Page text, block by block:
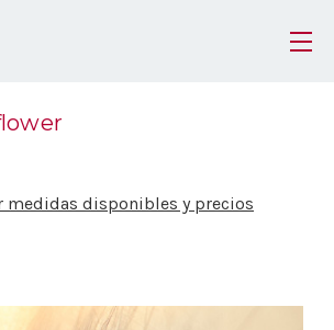
medidas disponibles y precios